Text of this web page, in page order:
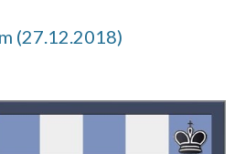
(27.12.2018)